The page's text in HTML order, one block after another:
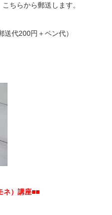
ちらから郵送します。
代200円＋ペン代）
ネ）講座■■